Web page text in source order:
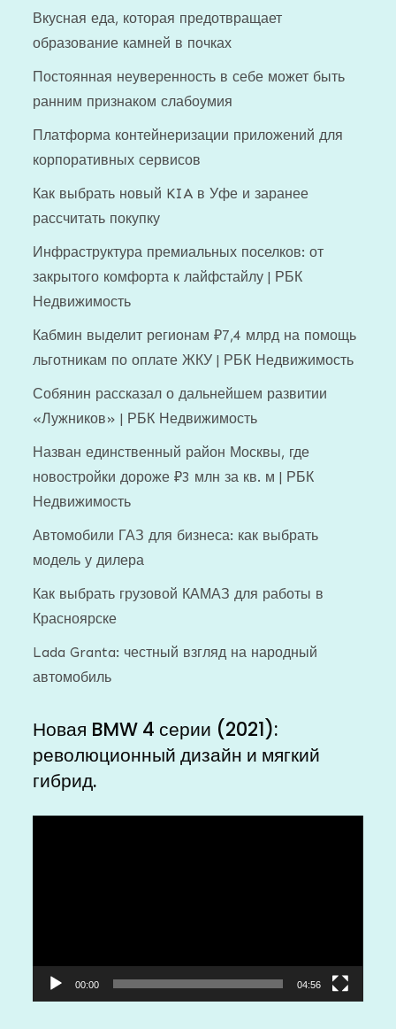
Вкусная еда, которая предотвращает
образование камней в почках
Постоянная неуверенность в себе может быть
ранним признаком слабоумия
Платформа контейнеризации приложений для
корпоративных сервисов
Как выбрать новый KIA в Уфе и заранее
рассчитать покупку
Инфраструктура премиальных поселков: от
закрытого комфорта к лайфстайлу | РБК
Недвижимость
Кабмин выделит регионам ₽7,4 млрд на помощь
льготникам по оплате ЖКУ | РБК Недвижимость
Собянин рассказал о дальнейшем развитии
«Лужников» | РБК Недвижимость
Назван единственный район Москвы, где
новостройки дороже ₽3 млн за кв. м | РБК
Недвижимость
Автомобили ГАЗ для бизнеса: как выбрать
модель у дилера
Как выбрать грузовой КАМАЗ для работы в
Красноярске
Lada Granta: честный взгляд на народный
автомобиль
Новая BMW 4 серии (2021):
революционный дизайн и мягкий
гибрид.
00:00 04:56